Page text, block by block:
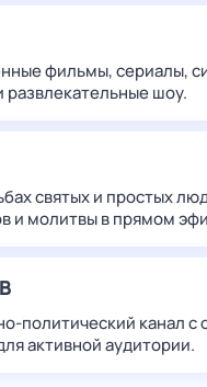
фильмы, сериалы,
развлекательные шоу.
святых и простых
и молитвы в прямом
политический канал
активной аудитории.